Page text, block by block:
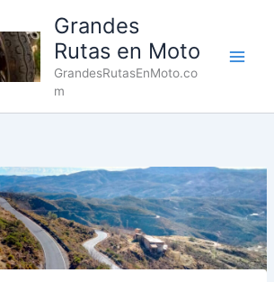
Grandes
Rutas en Moto
GrandesRutasEnMoto.co
m